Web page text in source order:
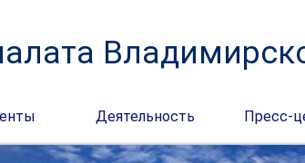
Деятельность Пресс-